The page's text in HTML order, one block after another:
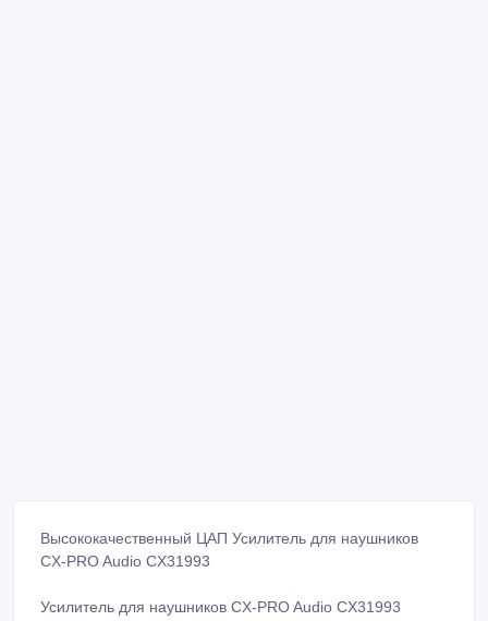
Высококачественный ЦАП Усилитель для наушников
CX-PRO Audio CX31993
Усилитель для наушников CX-PRO Audio CX31993